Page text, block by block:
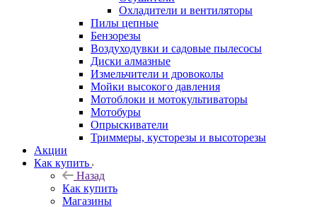
Охладители и вентиляторы
Пилы цепные
Бензорезы
Воздуходувки и садовые пылесосы
Диски алмазные
Измельчители и дровоколы
Мойки высокого давления
Мотоблоки и мотокультиваторы
Мотобуры
Опрыскиватели
Триммеры, кусторезы и высоторезы
Акции
Как купить
Назад
Как купить
Магазины